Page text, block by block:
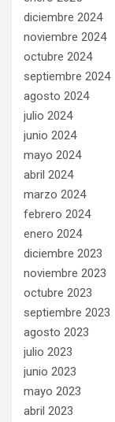
diciembre 2024
noviembre 2024
octubre 2024
septiembre 2024
agosto 2024
julio 2024
junio 2024
mayo 2024
abril 2024
marzo 2024
febrero 2024
enero 2024
diciembre 2023
noviembre 2023
octubre 2023
septiembre 2023
agosto 2023
julio 2023
junio 2023
mayo 2023
abril 2023